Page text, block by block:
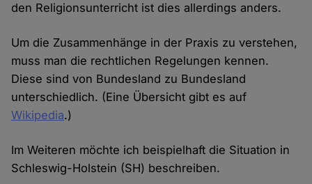
den Religionsunterricht ist dies allerdings anders.
Um die Zusammenhänge in der Praxis zu verstehen,
muss man die rechtlichen Regelungen kennen.
Diese sind von Bundesland zu Bundesland
unterschiedlich. (Eine Übersicht gibt es auf
Wikipedia.)
Im Weiteren möchte ich beispielhaft die Situation in
Schleswig-Holstein (SH) beschreiben.